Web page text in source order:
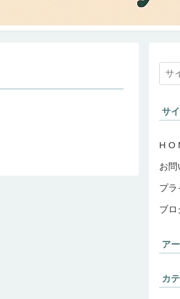
サ
H O
お問
プラ
ブロ
ア
カ